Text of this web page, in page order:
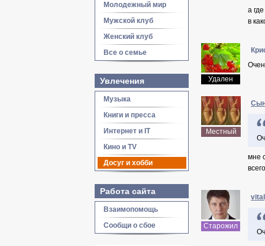
Молодежный мир
Мужской клуб
Женский клуб
Все о семье
Увлечения
Музыка
Книги и пресса
Интернет и IT
Кино и TV
Досуг и хобби
Работа сайта
Взаимопомощь
Сообщи о сбое
а
в
Удален
Местный
мне
Старожил